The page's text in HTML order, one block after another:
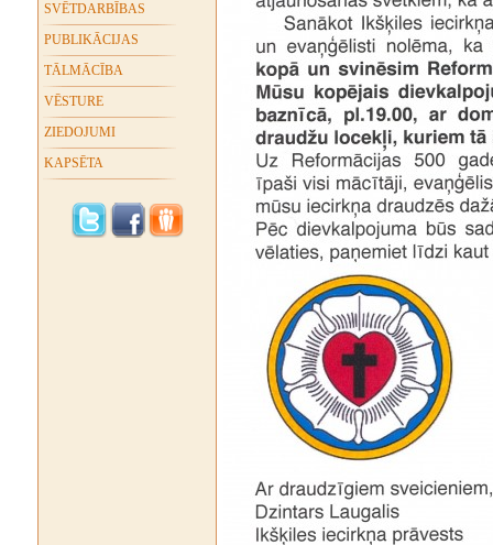
SVĒTDARBĪBAS
PUBLIKĀCIJAS
TĀLMĀCĪBA
VĒSTURE
ZIEDOJUMI
KAPSĒTA